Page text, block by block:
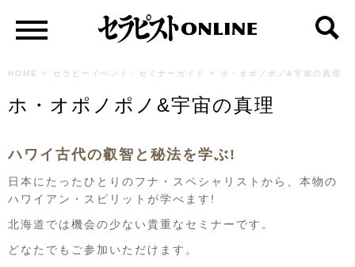
HOME > セラピーイベント・セミナーガイド > ホ・オポノポノ&宇宙の真理
ホ・オポノポノ&宇宙の真理
ハワイ古代の叡智と秘法を学ぶ!
日本にたったひとりのフナ・スペシャリストから、本物の
ハワイアン・スピリットが学べます!
北海道では機会の少ない貴重なセミナーです。
どなたでもご参加いただけます。